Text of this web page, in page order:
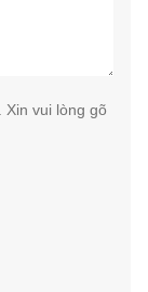
vui lòng gõ